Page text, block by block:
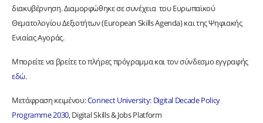
διακυβέρνηση. Διαμορφώθηκε σε συνέχεια του Ευρωπαϊκού
Θεματολογίου Δεξιοτήτων (European Skills Agenda) και της Ψηφιακής
Ενιαίας Αγοράς.
Μπορείτε να βρείτε το πλήρες πρόγραμμα και τον σύνδεσμο εγγραφής
εδώ.
Μετάφραση κειμένου:Connect University: Digital Decade Policy
Programme 2030, Digital Skills & Jobs Platform